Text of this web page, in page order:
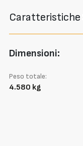
Caratteristiche
Dimensioni:
Peso totale:
4.580 kg